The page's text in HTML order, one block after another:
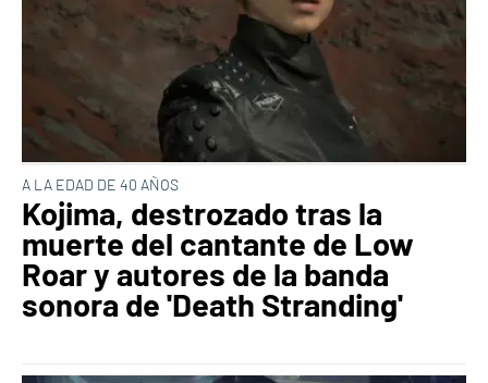
A LA EDAD DE 40 AÑOS
Kojima, destrozado tras la
muerte del cantante de Low
Roar y autores de la banda
sonora de 'Death Stranding'